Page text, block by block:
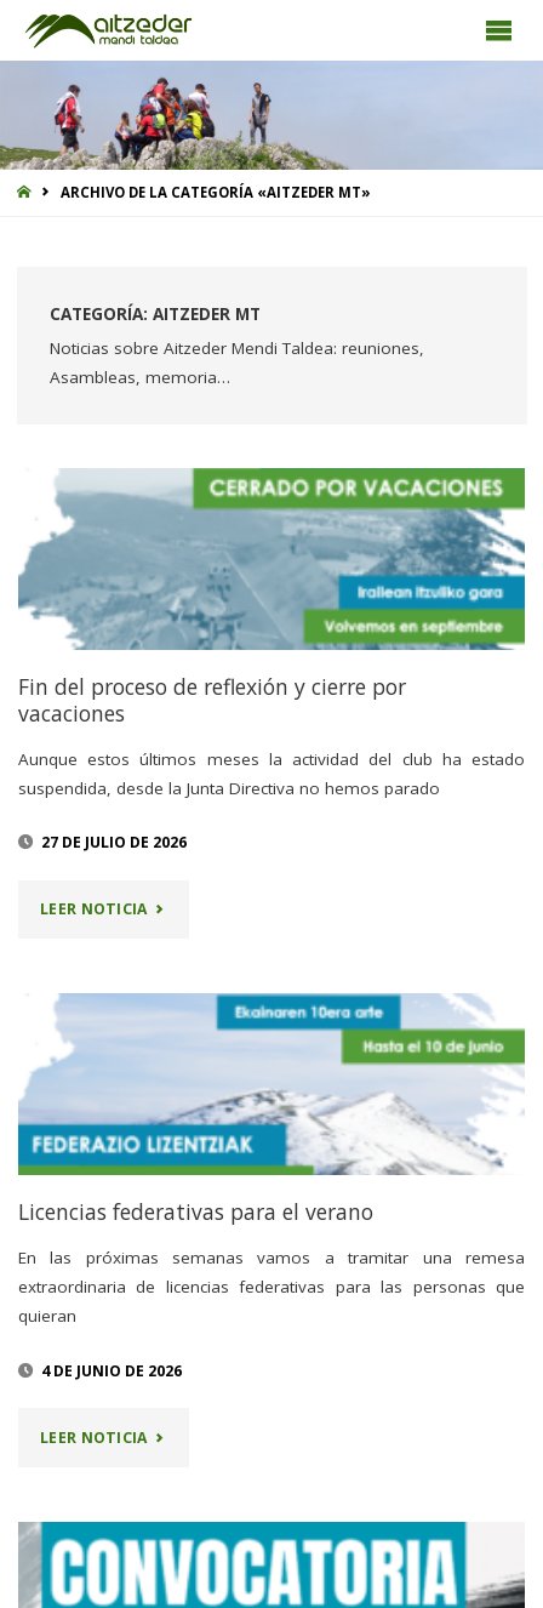
INICIOARCHIVO DE LA CATEGORÍA «AITZEDER MT»
CATEGORÍA: AITZEDER MT
Noticias sobre Aitzeder Mendi Taldea: reuniones,
Asambleas, memoria…
Fin del proceso de reflexión y cierre por
vacaciones
Aunque estos últimos meses la actividad del club ha estado
suspendida, desde la Junta Directiva no hemos parado
27 DE JULIO DE 2026
LEER NOTICIA"FIN
PROCESO
REFLEXIÓN
Y
VACACIONES"
Licencias federativas para el verano
En las próximas semanas vamos a tramitar una remesa
extraordinaria de licencias federativas para las personas que
quieran
4 DE JUNIO DE 2026
LEER NOTICIA"LICENCIAS
EL